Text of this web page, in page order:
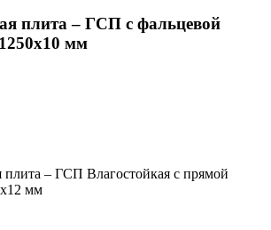
плита – ГСП с фальцевой
мм